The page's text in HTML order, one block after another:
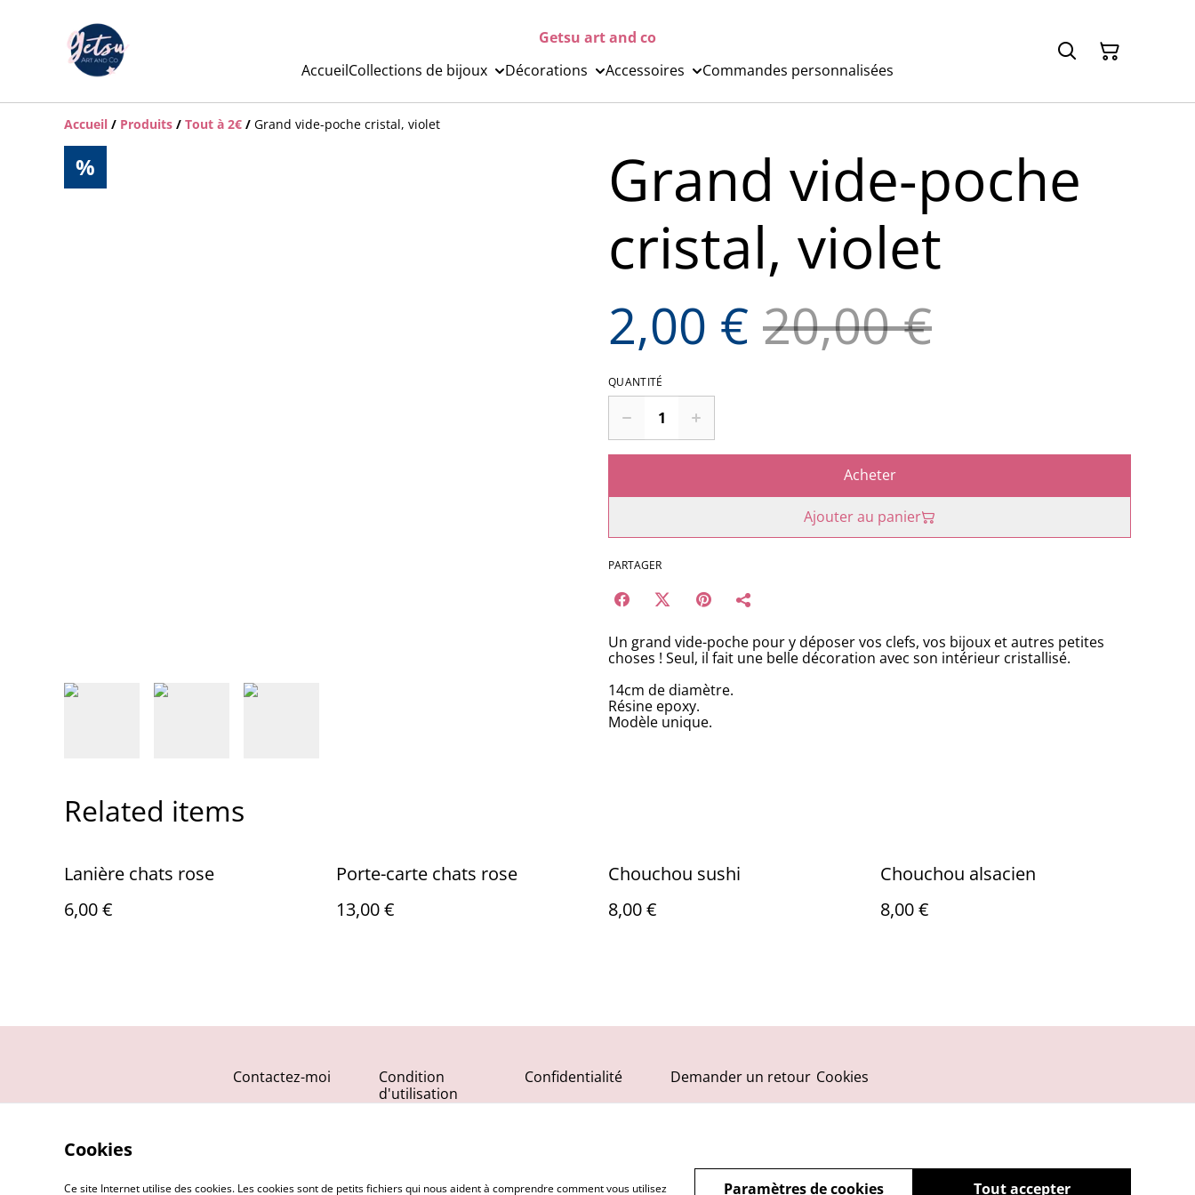
Getsu art and co
AccueilCollections de bijoux Décorations Accessoires Commandes personnalisées
Accueil / Produits / Tout à 2€ / Grand vide-poche cristal, violet
%
Grand vide-poche
cristal, violet
2,00 € 20,00 €
QUANTITÉ
Acheter
Ajouter au panier
PARTAGER
Un grand vide-poche pour y déposer vos clefs, vos bijoux et autres petites
choses ! Seul, il fait une belle décoration avec son intérieur cristallisé.
14cm de diamètre.
Résine epoxy.
Modèle unique.
Related items
Lanière chats rose
6,00 €
Porte-carte chats rose
13,00 €
Chouchou sushi
8,00 €
Chouchou alsacien
8,00 €
Contactez-moi
Condition
d'utilisation
Confidentialité Demander un retour Cookies
Cookies
Ce site Internet utilise des cookies. Les cookies sont de petits fichiers qui nous aident à comprendre comment vous utilisez Tout accepter
Paramètres de cookies